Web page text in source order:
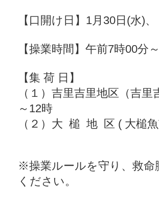
【口開け日】1月30日(水)
【操業時間】午前7時00分
【集 荷 日】
（１）吉里吉里地区（吉
～12時
（２）大 槌 地 区 ( 大槌
※操業ルールを守り、救命
ください。